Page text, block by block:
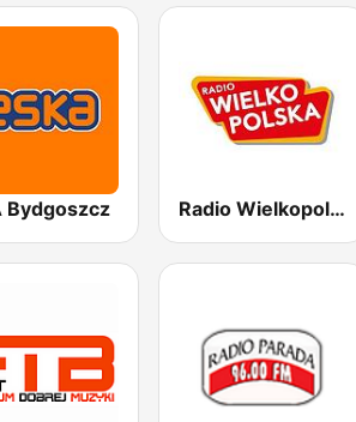
Bydgoszcz Radio Wielkopolska